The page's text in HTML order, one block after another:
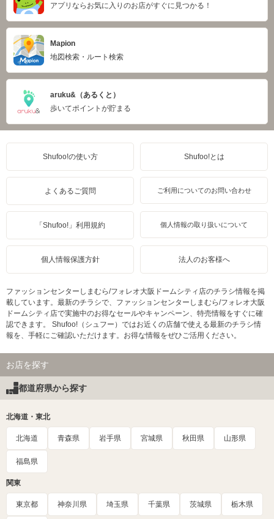
アプリならお気に入りのお店がすぐに見つかる！
Mapion
地図検索・ルート検索
aruku&（あるくと）
歩いてポイントが貯まる
Shufoo!の使い方 Shufoo!とは
よくあるご質問 ご利用についてのお問い合わせ
「Shufoo!」利用規約 個人情報の取り扱いについて
個人情報保護方針 法人のお客様へ
ファッションセンターしまむら/フォレオ大阪ドームシティ店のチラシ情報を掲
載しています。最新のチラシで、ファッションセンターしまむら/フォレオ大阪
ドームシティ店で実施中のお得なセールやキャンペーン、特売情報をすぐに確
認できます。 Shufoo!（シュフー）ではお近くの店舗で使える最新のチラシ情
報を、手軽にご確認いただけます。お得な情報をぜひご活用ください。
お店を探す
都道府県から探す
北海道・東北
北海道 青森県 岩手県 宮城県 秋田県 山形県
福島県
関東
東京都 神奈川県 埼玉県 千葉県 茨城県 栃木県